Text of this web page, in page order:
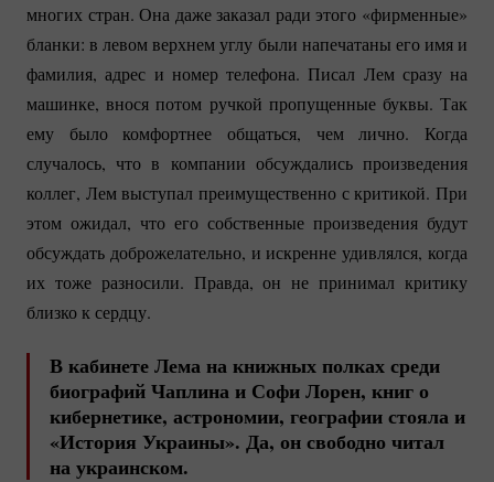
многих стран. Она даже заказал ради этого «фирменные»
бланки: в левом верхнем углу были напечатаны его имя и
фамилия, адрес и номер телефона. Писал Лем сразу на
машинке, внося потом ручкой пропущенные буквы. Так
ему было комфортнее общаться, чем лично. Когда
случалось, что в компании обсуждались произведения
коллег, Лем выступал преимущественно с критикой. При
этом ожидал, что его собственные произведения будут
обсуждать доброжелательно, и искренне удивлялся, когда
их тоже разносили. Правда, он не принимал критику
близко к сердцу.
В кабинете Лема на книжных полках среди
биографий Чаплина и Софи Лорен, книг о
кибернетике, астрономии, географии стояла и
«История Украины». Да, он свободно читал
на украинском.